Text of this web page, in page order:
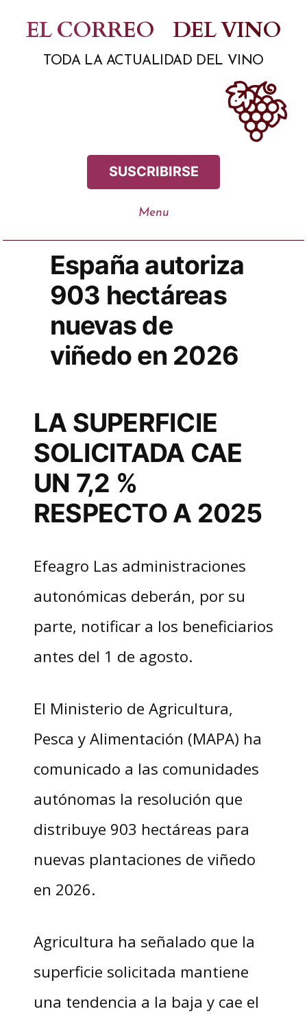
contenido
EL CORREO DEL VINO
TODA LA ACTUALIDAD DEL VINO
SUSCRIBIRSE
España autoriza
903 hectáreas
nuevas de
viñedo en 2026
LA SUPERFICIE
SOLICITADA CAE
UN 7,2 %
RESPECTO A 2025
Efeagro Las administraciones
autonómicas deberán, por su
parte, notificar a los beneficiarios
antes del 1 de agosto.
El Ministerio de Agricultura,
Pesca y Alimentación (MAPA) ha
comunicado a las comunidades
autónomas la resolución que
distribuye 903 hectáreas para
nuevas plantaciones de viñedo
en 2026.
Agricultura ha señalado que la
superficie solicitada mantiene
una tendencia a la baja y cae el